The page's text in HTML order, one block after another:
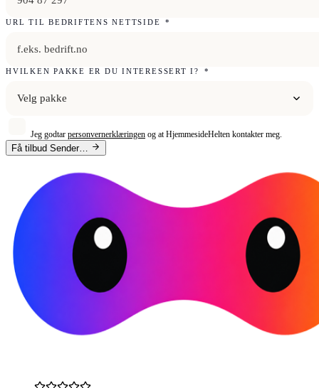
URL TIL BEDRIFTENS NETTSIDE *
HVILKEN PAKKE ER DU INTERESSERT I? *
Velg pakke
Jeg godtar personvernerklæringen og at HjemmesideHelten kontakter meg.
Få tilbud Sender…